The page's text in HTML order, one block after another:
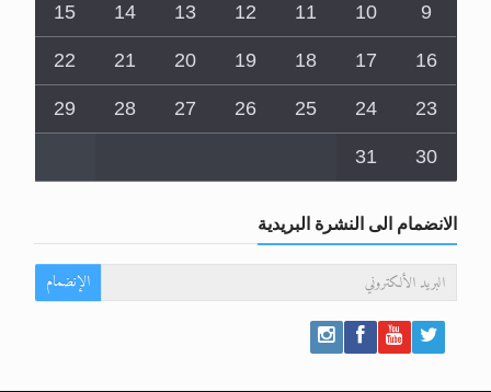
9
10
11
12
13
14
15
16
17
18
19
20
21
22
23
24
25
26
27
28
29
30
31
الانضمام الى النشرة البريدية
الإنضمام